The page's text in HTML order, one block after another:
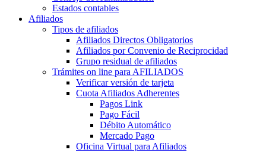
Estados contables
Afiliados
Tipos de afiliados
Afiliados Directos Obligatorios
Afiliados por Convenio de Reciprocidad
Grupo residual de afiliados
Trámites on line para AFILIADOS
Verificar versión de tarjeta
Cuota Afiliados Adherentes
Pagos Link
Pago Fácil
Débito Automático
Mercado Pago
Oficina Virtual para Afiliados